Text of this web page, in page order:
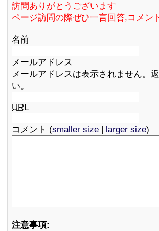
訪問ありがとうございます
ページ訪問の際ぜひ一言回答,コメン
名前
メールアドレス
メールアドレスは表示されません。
い。
URL
コメント (smaller size | larger size)
注意事項: